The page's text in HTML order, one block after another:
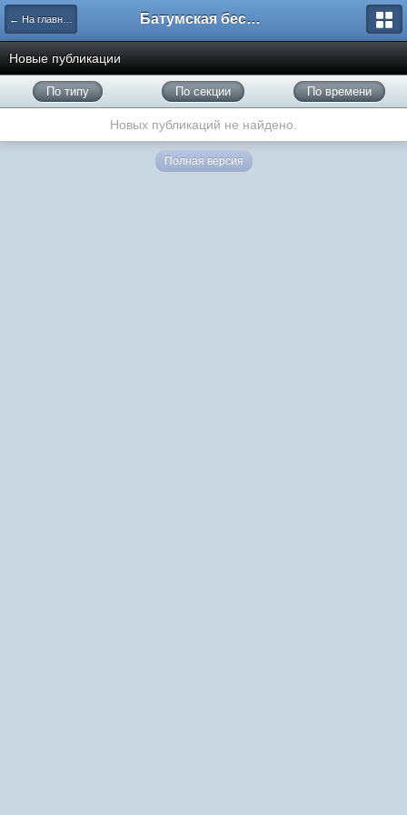
← На главную Батумская беседка
Новые публикации
По типу По секции По времени
Новых публикаций не найдено.
Полная версия